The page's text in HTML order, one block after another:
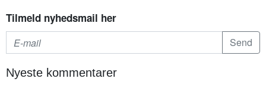
Tilmeld nyhedsmail her
Nyeste kommentarer